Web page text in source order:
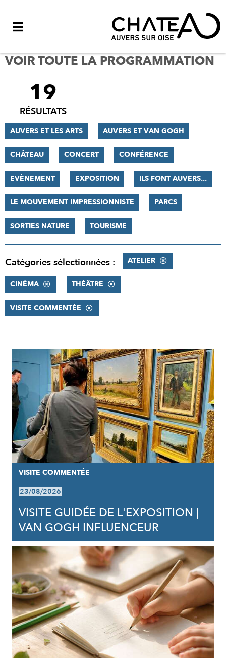
VOIR TOUTE LA PROGRAMMATION
FILTRER
RÉSULTATS
19
RÉSULTATS
AUVERS ET LES ARTS AUVERS ET VAN GOGH
CHÂTEAU CONCERT CONFÉRENCE
EVÈNEMENT EXPOSITION ILS FONT AUVERS...
LE MOUVEMENT IMPRESSIONNISTE PARCS
SORTIES NATURE TOURISME
Catégories sélectionnées : ATELIER
CINÉMA THÉÂTRE
VISITE COMMENTÉE
RÉSULTATS
VISITE COMMENTÉE
23/08/2026
VISITE GUIDÉE DE L'EXPOSITION |
VAN GOGH INFLUENCEUR